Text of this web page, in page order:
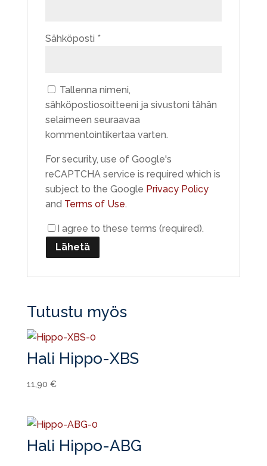
Sähköposti *
Tallenna nimeni,
sähköpostiosoitteeni ja sivustoni tähän
selaimeen seuraavaa
kommentointikertaa varten.
For security, use of Google's
reCAPTCHA service is required which is
subject to the Google Privacy Policy
and Terms of Use.
I agree to these terms (required).
Tutustu myös
Hali Hippo-XBS
11,90 €
Hali Hippo-ABG